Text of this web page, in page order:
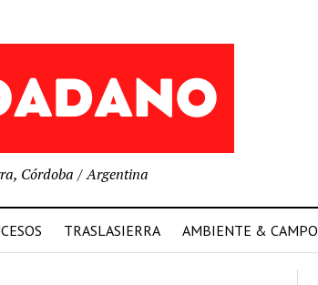
Córdoba / Argentina
TRASLASIERRA AMBIENTE & CAMPO